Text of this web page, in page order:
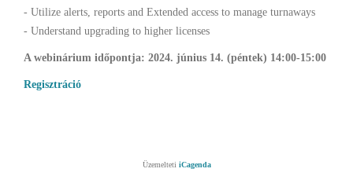
- Utilize alerts, reports and Extended access to manage turnaways
- Understand upgrading to higher licenses
A webinárium időpontja: 2024. június 14. (péntek) 14:00-15:00
Regisztráció
Üzemelteti iCagenda